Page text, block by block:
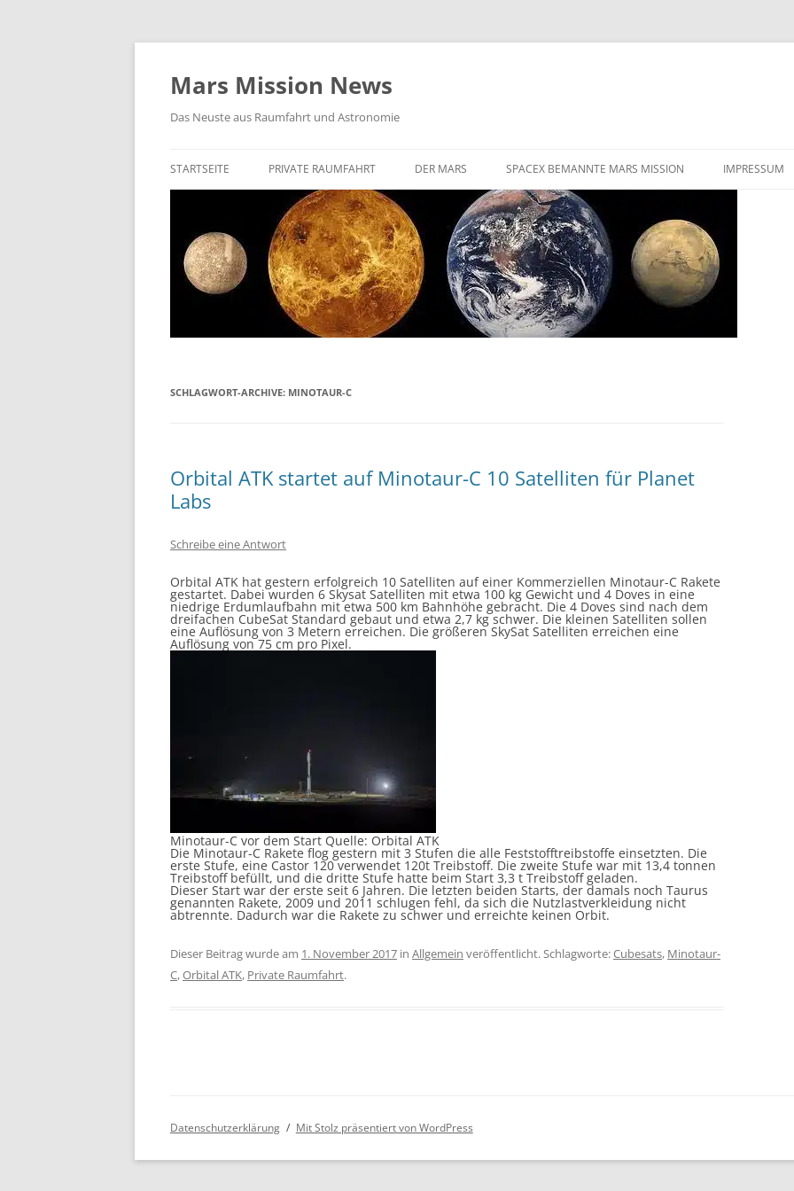
Zum
Mars Mission News
Das Neuste aus Raumfahrt und Astronomie
STARTSEITE PRIVATE RAUMFAHRT
SPACEX STARLINK SATELLITEN NETZWERK
BIEGELOW AEROSPACE
ROCKET LAB
VIRGIN GALACTIC
ISAR AEROSPACE
DER MARS
DIE HERAUSFORDERUNGEN EINER
BEMANNTEN MARS MISSION
FLÜGE ZUM MARS
GIBT ES AKTIVE VULKANISMUS
AUF DEM MARS
SPACEX BEMANNTE MARS MISSION IMPRESSUM
SCHLAGWORT-ARCHIVE: MINOTAUR-C
Orbital ATK startet auf Minotaur-C 10 Satelliten für Planet
Labs
Schreibe eine Antwort
Orbital ATK hat gestern erfolgreich 10 Satelliten auf einer Kommerziellen Minotaur-C Rakete
gestartet. Dabei wurden 6 Skysat Satelliten mit etwa 100 kg Gewicht und 4 Doves in eine
niedrige Erdumlaufbahn mit etwa 500 km Bahnhöhe gebracht. Die 4 Doves sind nach dem
dreifachen CubeSat Standard gebaut und etwa 2,7 kg schwer. Die kleinen Satelliten sollen
eine Auflösung von 3 Metern erreichen. Die größeren SkySat Satelliten erreichen eine
Auflösung von 75 cm pro Pixel.
Minotaur-C vor dem Start Quelle: Orbital ATK
Die Minotaur-C Rakete flog gestern mit 3 Stufen die alle Feststofftreibstoffe einsetzten. Die
erste Stufe, eine Castor 120 verwendet 120t Treibstoff. Die zweite Stufe war mit 13,4 tonnen
Treibstoff befüllt, und die dritte Stufe hatte beim Start 3,3 t Treibstoff geladen.
Dieser Start war der erste seit 6 Jahren. Die letzten beiden Starts, der damals noch Taurus
genannten Rakete, 2009 und 2011 schlugen fehl, da sich die Nutzlastverkleidung nicht
abtrennte. Dadurch war die Rakete zu schwer und erreichte keinen Orbit.
Dieser Beitrag wurde am 1. November 2017 in Allgemein veröffentlicht. Schlagworte:Cubesats, Minotaur-
C,Orbital ATK, Private Raumfahrt.
Datenschutzerklärung Mit Stolz präsentiert von WordPress